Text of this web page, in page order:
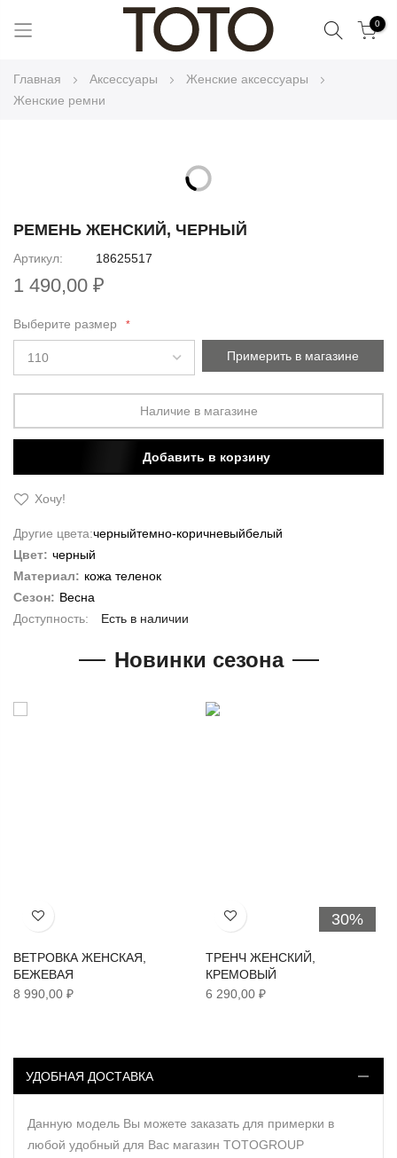
Поиск0
Главная Аксессуары
Женские аксессуары
Женские ремни
end
of
the
gallery
to
beginning
of
images
gallery
РЕМЕНЬ ЖЕНСКИЙ, ЧЕРНЫЙ
Артикул 18625517
1 490,00 ₽
Выберите размер
Примерить в магазине
Наличие в магазине
Добавить в корзину
Хочу!
Другие цвета:черныйтемно-коричневыйбелый
Цвет: черный
Материал: кожа теленок
Сезон: Весна
Есть в наличии
Новинки сезона
Хочу!
ВЕТРОВКА ЖЕНСКАЯ,
БЕЖЕВАЯ
8 990,00 ₽
30%
Хочу!
ТРЕНЧ ЖЕНСКИЙ,
КРЕМОВЫЙ
6 290,00 ₽
УДОБНАЯ ДОСТАВКА
Данную модель Вы можете заказать для примерки в
любой удобный для Вас магазин TOTOGROUP